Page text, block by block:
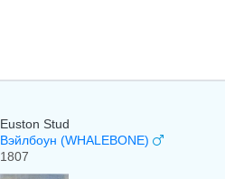
Euston Stud
Вэйлбоун (WHALEBONE)
1807